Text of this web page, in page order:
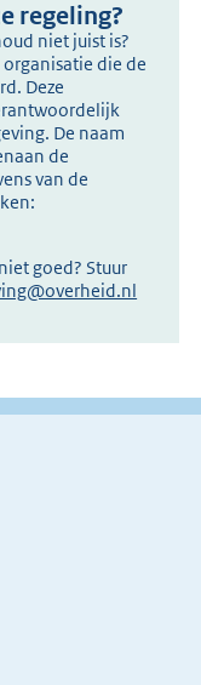
regeling?
niet juist is?
die de
Deze
De naam
de
van de
goed? Stuur